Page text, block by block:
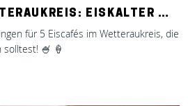
EISKALTER …
für 5 Eiscafés im Wetteraukreis, die
solltest! 🍧 🍦